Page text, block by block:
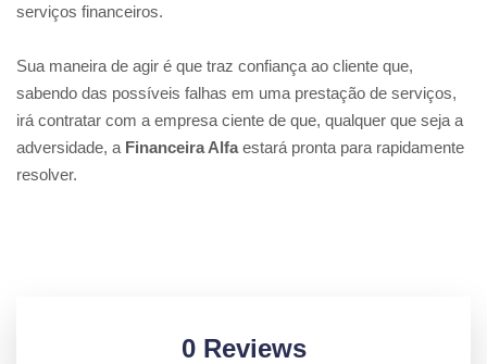
serviços financeiros.
Sua maneira de agir é que traz confiança ao cliente que,
sabendo das possíveis falhas em uma prestação de serviços,
irá contratar com a empresa ciente de que, qualquer que seja a
adversidade, a Financeira Alfaestará pronta para rapidamente
resolver.
0 Reviews